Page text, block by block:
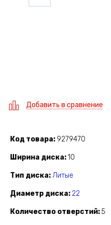
Добавить в сравнение
Код товара 9279470
Ширина диска 10
Тип диска Литые
Диаметр диска 22
Количество отверстий 5